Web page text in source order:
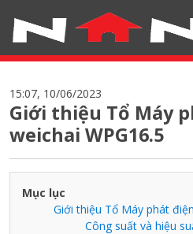
15:07, 10/06/2023
Giới thiệu Tổ Máy
weichai WPG16.5
Mục lục
Giới thiệu Tổ Máy phát
Công suất và hiệu